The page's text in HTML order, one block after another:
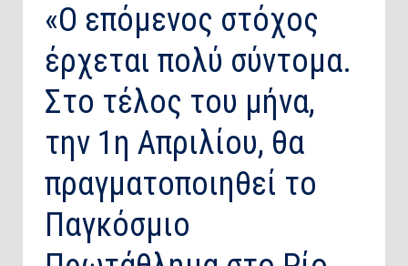
«Ο επόμενος στόχος
έρχεται πολύ σύντομα.
Στο τέλος του μήνα,
την 1η Απριλίου, θα
πραγματοποιηθεί το
Παγκόσμιο